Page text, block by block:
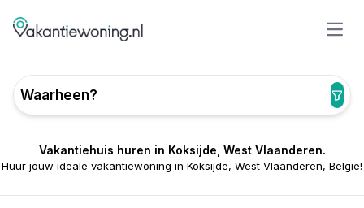
Waarheen?
Vakantiehuis huren in Koksijde, West Vlaanderen.
Huur jouw ideale vakantiewoning in Koksijde, West Vlaanderen, België!